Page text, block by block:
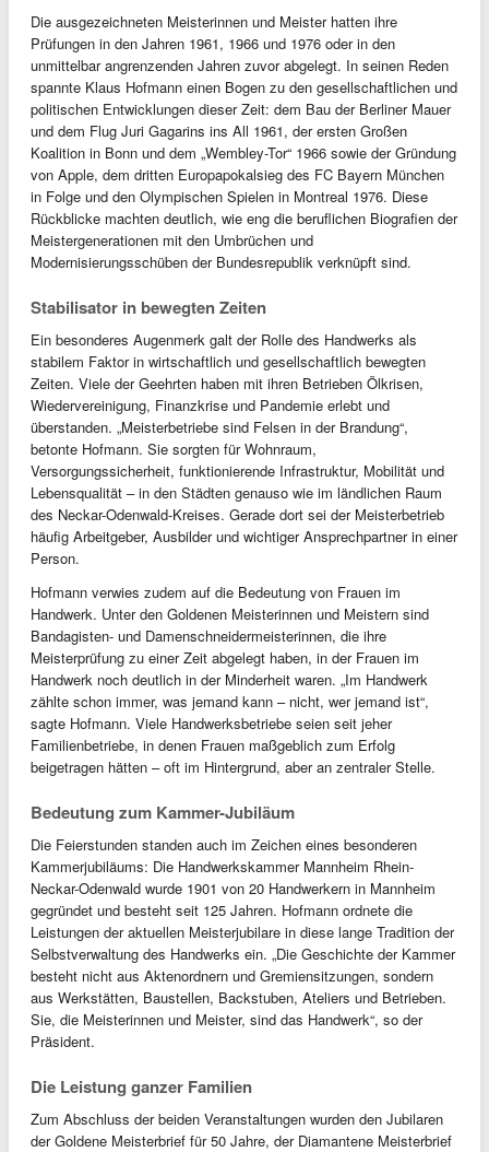
Die ausgezeichneten Meisterinnen und Meister hatten ihre
Prüfungen in den Jahren 1961, 1966 und 1976 oder in den
unmittelbar angrenzenden Jahren zuvor abgelegt. In seinen Reden
spannte Klaus Hofmann einen Bogen zu den gesellschaftlichen und
politischen Entwicklungen dieser Zeit: dem Bau der Berliner Mauer
und dem Flug Juri Gagarins ins All 1961, der ersten Großen
Koalition in Bonn und dem „Wembley-Tor“ 1966 sowie der Gründung
von Apple, dem dritten Europapokalsieg des FC Bayern München
in Folge und den Olympischen Spielen in Montreal 1976. Diese
Rückblicke machten deutlich, wie eng die beruflichen Biografien der
Meistergenerationen mit den Umbrüchen und
Modernisierungsschüben der Bundesrepublik verknüpft sind.
Stabilisator in bewegten Zeiten
Ein besonderes Augenmerk galt der Rolle des Handwerks als
stabilem Faktor in wirtschaftlich und gesellschaftlich bewegten
Zeiten. Viele der Geehrten haben mit ihren Betrieben Ölkrisen,
Wiedervereinigung, Finanzkrise und Pandemie erlebt und
überstanden. „Meisterbetriebe sind Felsen in der Brandung“,
betonte Hofmann. Sie sorgten für Wohnraum,
Versorgungssicherheit, funktionierende Infrastruktur, Mobilität und
Lebensqualität – in den Städten genauso wie im ländlichen Raum
des Neckar-Odenwald-Kreises. Gerade dort sei der Meisterbetrieb
häufig Arbeitgeber, Ausbilder und wichtiger Ansprechpartner in einer
Person.
Hofmann verwies zudem auf die Bedeutung von Frauen im
Handwerk. Unter den Goldenen Meisterinnen und Meistern sind
Bandagisten- und Damenschneidermeisterinnen, die ihre
Meisterprüfung zu einer Zeit abgelegt haben, in der Frauen im
Handwerk noch deutlich in der Minderheit waren. „Im Handwerk
zählte schon immer, was jemand kann – nicht, wer jemand ist“,
sagte Hofmann. Viele Handwerksbetriebe seien seit jeher
Familienbetriebe, in denen Frauen maßgeblich zum Erfolg
beigetragen hätten – oft im Hintergrund, aber an zentraler Stelle.
Bedeutung zum Kammer-Jubiläum
Die Feierstunden standen auch im Zeichen eines besonderen
Kammerjubiläums: Die Handwerkskammer Mannheim Rhein-
Neckar-Odenwald wurde 1901 von 20 Handwerkern in Mannheim
gegründet und besteht seit 125 Jahren. Hofmann ordnete die
Leistungen der aktuellen Meisterjubilare in diese lange Tradition der
Selbstverwaltung des Handwerks ein. „Die Geschichte der Kammer
besteht nicht aus Aktenordnern und Gremiensitzungen, sondern
aus Werkstätten, Baustellen, Backstuben, Ateliers und Betrieben.
Sie, die Meisterinnen und Meister, sind das Handwerk“, so der
Präsident.
Die Leistung ganzer Familien
Zum Abschluss der beiden Veranstaltungen wurden den Jubilaren
der Goldene Meisterbrief für 50 Jahre, der Diamantene Meisterbrief